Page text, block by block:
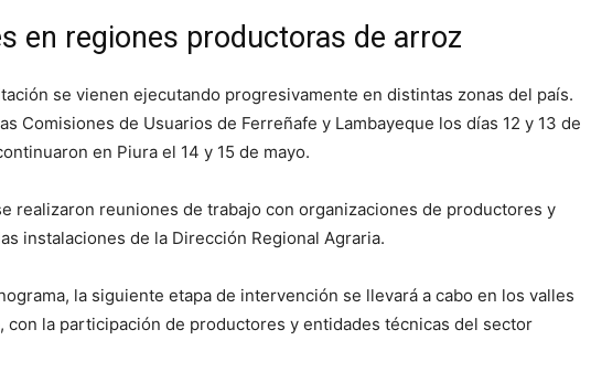
en regiones productoras de arroz
se vienen ejecutando progresivamente en distintas zonas del país.
Comisiones de Usuarios de Ferreñafe y Lambayeque los días 12 y 13 de
en Piura el 14 y 15 de mayo.
realizaron reuniones de trabajo con organizaciones de productores y
instalaciones de la Dirección Regional Agraria.
la siguiente etapa de intervención se llevará a cabo en los valles
con la participación de productores y entidades técnicas del sector